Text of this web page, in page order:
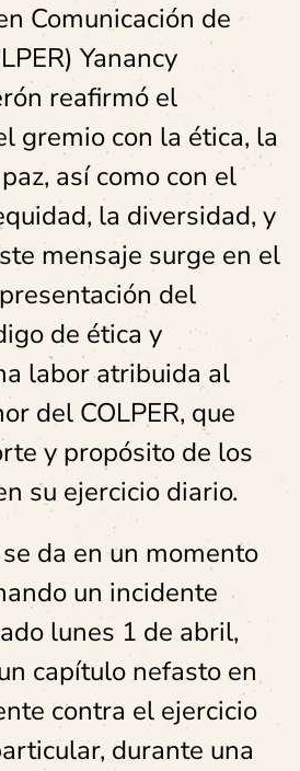
Comunicación de
Yanancy
reafirmó el
gremio con la ética, la
así como con el
la diversidad, y
mensaje surge en el
del
de ética y
labor atribuida al
del COLPER, que
y propósito de los
su ejercicio diario.
da en un momento
un incidente
lunes 1 de abril,
capítulo nefasto en
contra el ejercicio
durante una